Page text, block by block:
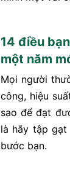
14 điều
một năm
Mọi người
công, hiệu
sao để đạt
là hãy tập
bước bạn.